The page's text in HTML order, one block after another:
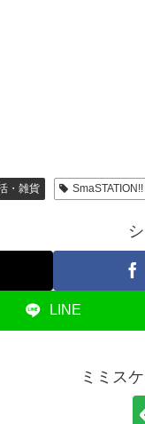
・雑貨 SmaSTATION!!
LINE
ミミス